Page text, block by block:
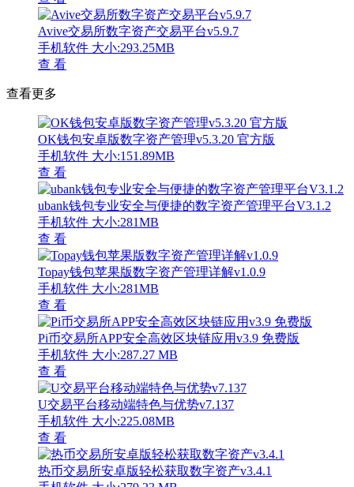
Avive交易所数字资产交易平台v5.9.7
手机软件 大小:293.25MB
查 看
查看更多
OK钱包安卓版数字资产管理v5.3.20 官方版
手机软件 大小:151.89MB
查 看
ubank钱包专业安全与便捷的数字资产管理平台V3.1.2
手机软件 大小:281MB
查 看
Topay钱包苹果版数字资产管理详解v1.0.9
手机软件 大小:281MB
查 看
Pi币交易所APP安全高效区块链应用v3.9 免费版
手机软件 大小:287.27 MB
查 看
U交易平台移动端特色与优势v7.137
手机软件 大小:225.08MB
查 看
热币交易所安卓版轻松获取数字资产v3.4.1